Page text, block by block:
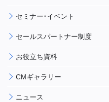
セミナー・イベント
セールスパートナー制度
お役立ち資料
CMギャラリー
ニュース